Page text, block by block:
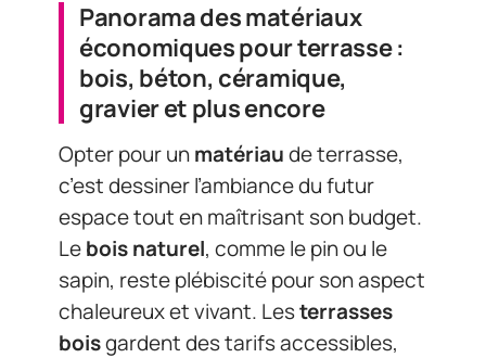
Panorama des matériaux
économiques pour terrasse :
bois, béton, céramique,
gravier et plus encore
Opter pour unmatériaude terrasse,
c’est dessiner l’ambiance du futur
espace tout en maîtrisant son budget.
Lebois naturel, comme le pin ou le
sapin, reste plébiscité pour son aspect
chaleureux et vivant. Lesterrasses
boisgardent des tarifs accessibles,